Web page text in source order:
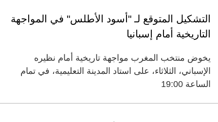
التشكيل المتوقع لـ "أسود الأطلس" في المواجهة
التاريخية أمام إسبانيا
يخوض منتخب المغرب مواجهة تاريخية أمام نظيره
الإسباني، الثلاثاء، على استاد المدينة التعليمية، في تمام
الساعة 19:00